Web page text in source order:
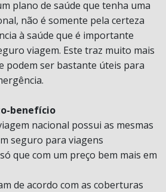
plano de saúde que tenha uma
não é somente pela certeza
à saúde que é importante
viagem. Este traz muito mais
podem ser bastante úteis para
benefício
nacional possui as mesmas
seguro para viagens
que com um preço bem mais em
de acordo com as coberturas